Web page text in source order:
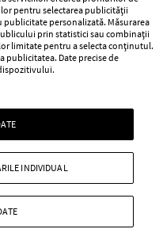
care te schimbă: cum
fiecare amintire
o poveste pe care o porți
pentru selectarea publicității
personalizată. Măsurarea
prin statistici sau combinații
limitate pentru a selecta conținutul.
publicitatea. Date precise de
INDIVIDUAL